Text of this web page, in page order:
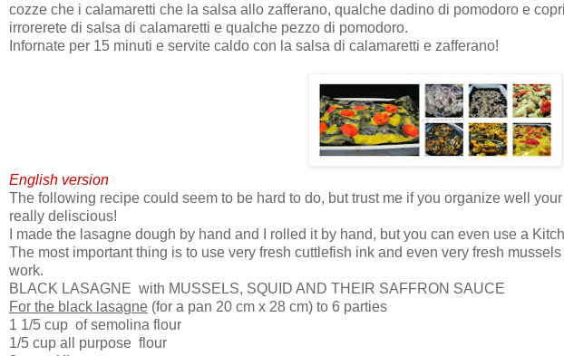
cozze che i calamaretti che la salsa allo zafferano, qualche dadino di pomodoro e
irrorerete di salsa di calamaretti e qualche pezzo di pomodoro.
Infornate per 15 minuti e servite caldo con la salsa di calamaretti e zafferano!
English version
The following recipe could seem to be hard to do, but trust me if you organize well
really deliscious!
I made the lasagne dough by hand and I rolled it by hand, but you can even use a
The most important thing is to use very fresh cuttlefish ink and even very fresh
work.
BLACK LASAGNE with MUSSELS, SQUID AND THEIR SAFFRON SAUCE
For the black lasagne (for a pan 20 cm x 28 cm) to 6 parties
1 1/5 cup of semolina flour
1/5 cup all purpose flour